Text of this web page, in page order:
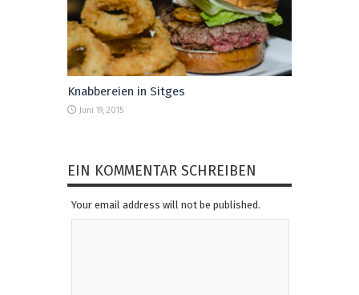
Knabbereien in Sitges
Juni 19, 2015
EIN KOMMENTAR SCHREIBEN
Your email address will not be published.